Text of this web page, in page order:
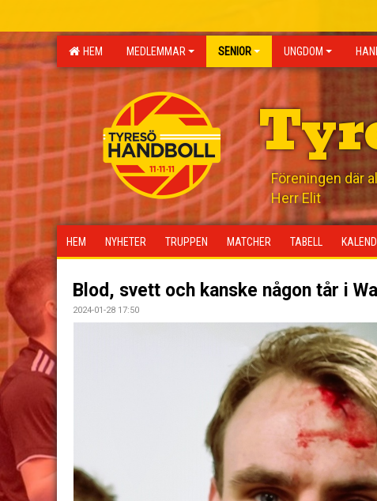
HEM MEDLEMMAR SENIOR UNGDOM
Föreningen där
Herr Elit
HEM NYHETER TRUPPEN MATCHER TABELL
Blod, svett och kanske någon tår i
2024-01-28 17:50